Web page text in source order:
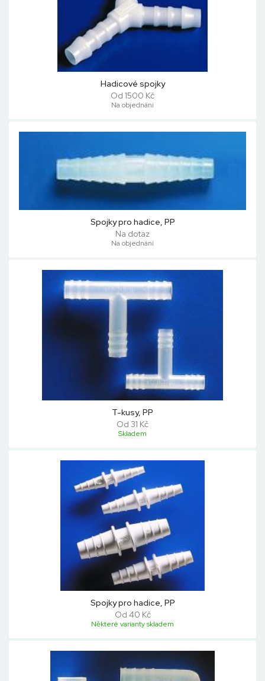
Hadicové spojky
Od 1500 Kč
Na objednání
Spojky pro hadice, PP
Na dotaz
Na objednání
T-kusy, PP
Od 31 Kč
Skladem
Spojky pro hadice, PP
Od 40 Kč
Některé varianty skladem